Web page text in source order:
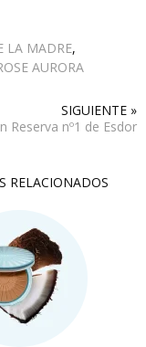
LA MADRE,
AURORA
SIGUIENTE »
Reserva nº1 de Esdor
RELACIONADOS